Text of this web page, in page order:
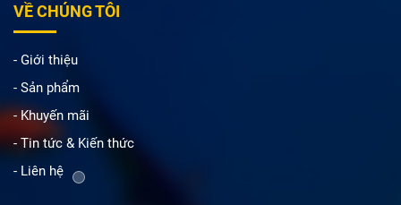
VỀ CHÚNG TÔI
- Giới thiệu
- Sản phẩm
- Khuyến mãi
- Tin tức & Kiến thức
- Liên hệ